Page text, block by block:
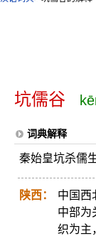
坑儒谷
词典解释
秦始皇坑杀儒
陕西：
中国西
中部为
织为主